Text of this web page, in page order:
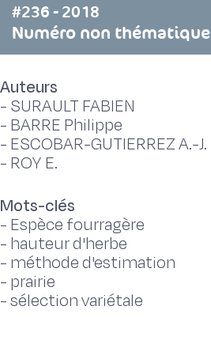
#236 - 2018
Numéro non thématique
Auteurs
- SURAULT FABIEN
- BARRE Philippe
- ESCOBAR-GUTIERREZ A.-J.
- ROY E.
Mots-clés
- Espèce fourragère
- hauteur d'herbe
- méthode d'estimation
- prairie
-sélection variétale